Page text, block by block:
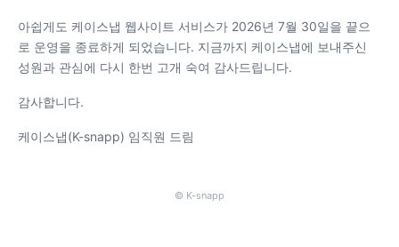
아쉽게도 케이스냅 웹사이트 서비스가 2026년 7월 30일을 끝으
로 운영을 종료하게 되었습니다. 지금까지 케이스냅에 보내주신
성원과 관심에 다시 한번 고개 숙여 감사드립니다.
감사합니다.
케이스냅(K-snapp) 임직원 드림
© K-snapp